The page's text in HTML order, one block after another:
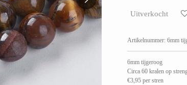
Uitverkocht
Artikelnummer: 6mm
6mm tijgeroog
Circa 60 kralen op
€3,95 per stren